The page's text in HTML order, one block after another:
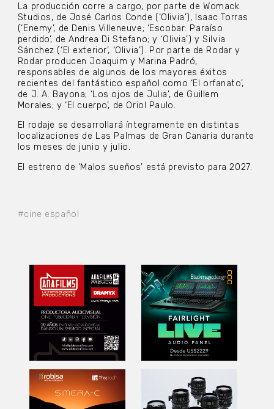
#cine español
La producción corre a cargo, por parte de Womack
Studios, de José Carlos Conde (‘Olivia’), Isaac Torras
(‘Enemy’, de Denis Villeneuve; ‘Escobar: Paraíso
perdido’, de Andrea Di Stefano; y ‘Olivia’) y Silvia
Sánchez (‘El exterior’, ‘Olivia’). Por parte de Rodar y
Rodar producen Joaquim y Marina Padró,
responsables de algunos de los mayores éxitos
recientes del fantástico español como ‘El orfanato’,
de J. A. Bayona; ‘Los ojos de Julia’, de Guillem
Morales; y ‘El cuerpo’, de Oriol Paulo.
El rodaje se desarrollará íntegramente en distintas
localizaciones de Las Palmas de Gran Canaria durante
los meses de junio y julio.
El estreno de ‘Malos sueños’ está previsto para 2027.